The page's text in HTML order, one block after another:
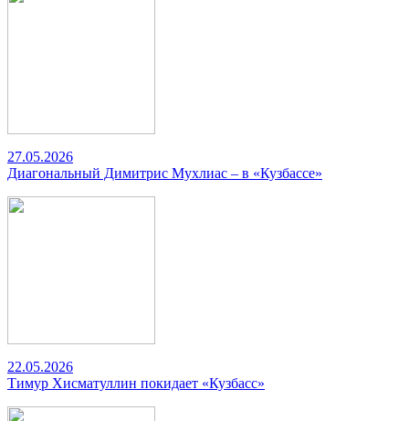
27.05.2026
Диагональный Димитрис Мухлиас – в «Кузбассе»
22.05.2026
Тимур Хисматуллин покидает «Кузбасс»